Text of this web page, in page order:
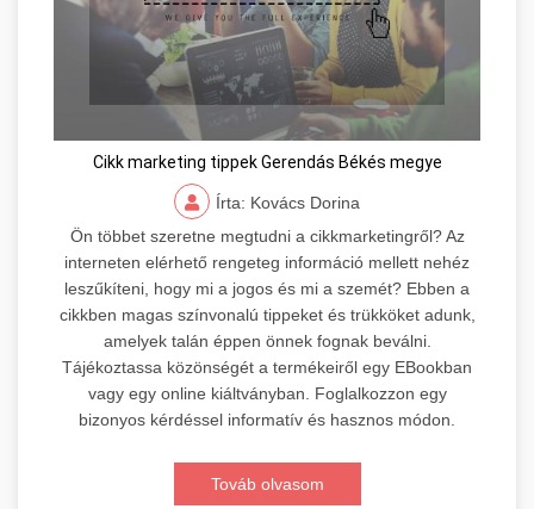
Cikk marketing tippek Gerendás Békés megye
Írta: Kovács Dorina
Ön többet szeretne megtudni a cikkmarketingről? Az
interneten elérhető rengeteg információ mellett nehéz
leszűkíteni, hogy mi a jogos és mi a szemét? Ebben a
cikkben magas színvonalú tippeket és trükköket adunk,
amelyek talán éppen önnek fognak beválni.
Tájékoztassa közönségét a termékeiről egy EBookban
vagy egy online kiáltványban. Foglalkozzon egy
bizonyos kérdéssel informatív és hasznos módon.
Továb olvasom